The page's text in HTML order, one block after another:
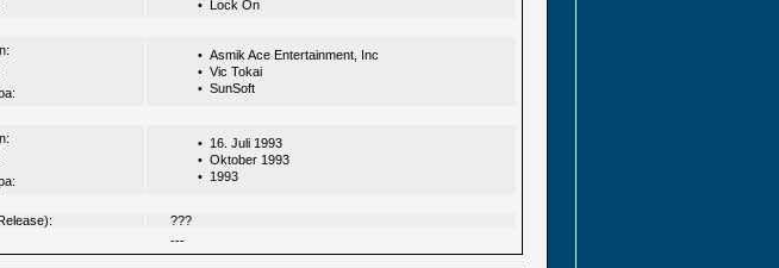
• Lock On
• Asmik Ace Entertainment, Inc
• Vic Tokai
• SunSoft
• 16. Juli 1993
• Oktober 1993
• 1993
???
---